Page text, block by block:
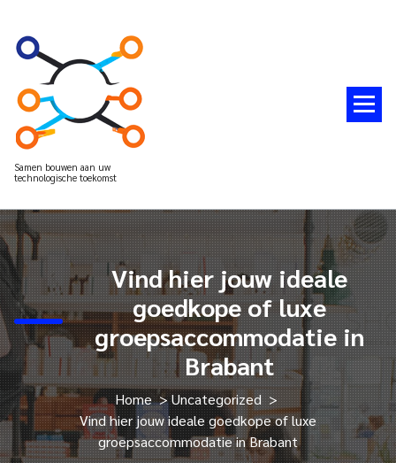
Samen bouwen aan uw
technologische toekomst
Vind hier jouw ideale
goedkope of luxe
groepsaccommodatie in
Brabant
Home>Uncategorized>
Vind hier jouw ideale goedkope of luxe
groepsaccommodatie in Brabant